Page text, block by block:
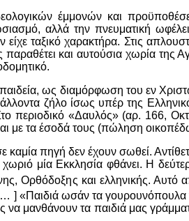
έμμονών και
αλλά την πνευματική
ταξικό χαρακτήρα. Στις
και αυτούσια χωρία της
παιδεία, ως διαμόρφωση του εν
ζήλο ίσως υπέρ της
περιοδικό «Δαυλός» (αρ. 166,
με τα έσοδά τους (πώληση
πηγή δεν έχουν σωθεί.
μία Εκκλησία φθάνει. Η
Ορθόδοξης και ελληνικής. Αυτό
] «Παιδιά ωσάν τα γουρουνόπουλα
να μανθάνουν τα παιδιά μας